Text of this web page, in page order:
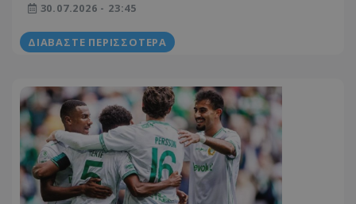
30.07.2026 - 23:45
ΔΙΑΒΆΣΤΕ ΠΕΡΙΣΣΌΤΕΡΑ